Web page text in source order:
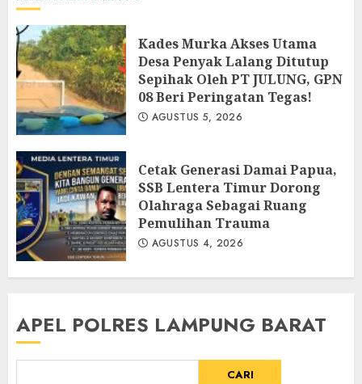
Kades Murka Akses Utama
Desa Penyak Lalang Ditutup
Sepihak Oleh PT JULUNG, GPN
08 Beri Peringatan Tegas!
AGUSTUS 5, 2026
Cetak Generasi Damai Papua,
SSB Lentera Timur Dorong
Olahraga Sebagai Ruang
Pemulihan Trauma
AGUSTUS 4, 2026
APEL POLRES LAMPUNG BARAT
CARI